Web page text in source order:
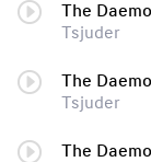
The
Tsjuder
The
Tsjuder
The